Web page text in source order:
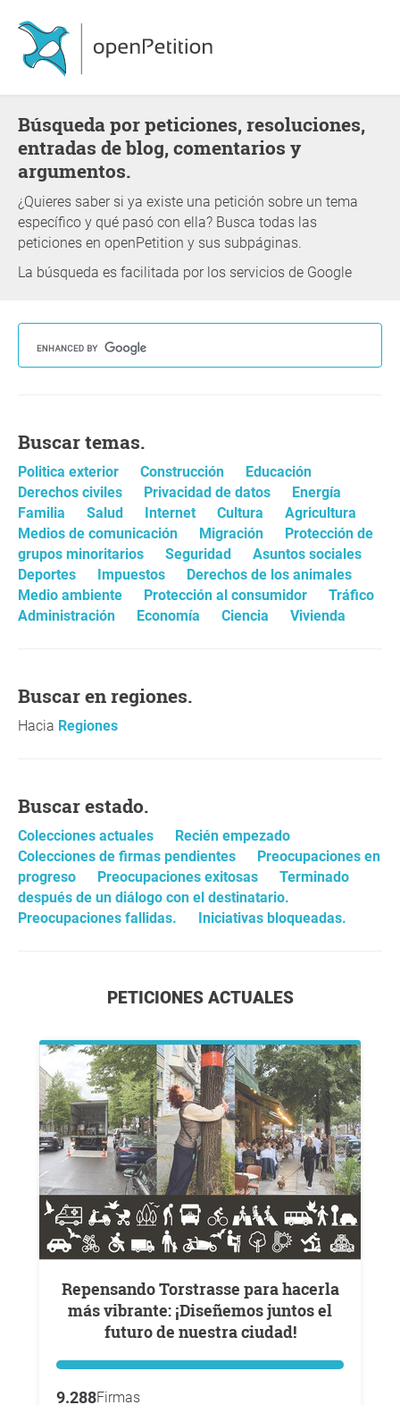
Búsqueda por peticiones, resoluciones,
entradas de blog, comentarios y
argumentos.
¿Quieres saber si ya existe una petición sobre un tema
específico y qué pasó con ella? Busca todas las
peticiones en openPetition y sus subpáginas.
La búsqueda es facilitada por los servicios de Google
Buscar temas.
Politica exterior Construcción
Educación
Derechos civiles
Privacidad de datos
Energía
Familia
Salud Internet Cultura
Agricultura
Medios de comunicación
Migración
Protección de
grupos minoritarios
Seguridad
Asuntos sociales
Deportes
Impuestos
Derechos de los animales
Medio ambiente
Protección al consumidor
Tráfico
Administración
Economía Ciencia Vivienda
Buscar en regiones.
Hacia Regiones
Buscar estado.
Colecciones actuales
Recién empezado
Colecciones de firmas pendientes
Preocupaciones en
progreso
Preocupaciones exitosas
Terminado
después de un diálogo con el destinatario.
Preocupaciones fallidas.
Iniciativas bloqueadas.
PETICIONES ACTUALES
Repensando Torstrasse para hacerla
más vibrante: ¡Diseñemos juntos el
futuro de nuestra ciudad!
9.288Firmas